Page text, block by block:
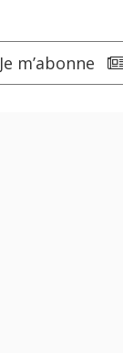
Je m’abonne